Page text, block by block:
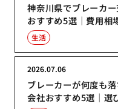
神奈川県でブレーカ
おすすめ5選｜費用相
生活
ブレーカーが何度も
会社おすすめ5選｜選
2026.07.06